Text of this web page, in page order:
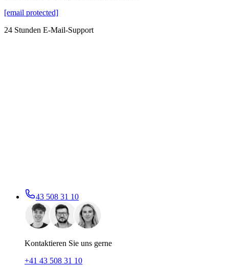
[email protected]
24 Stunden E-Mail-Support
43 508 31 10
Kontaktieren Sie uns gerne
+41 43 508 31 10